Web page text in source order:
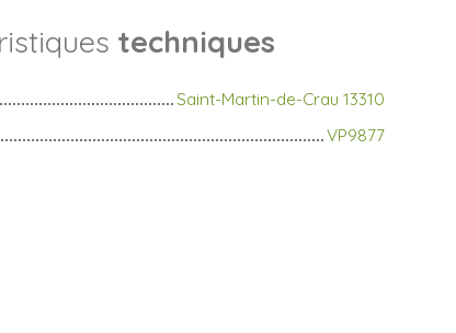
techniques
Saint-Martin-de-Crau 13310
VP9877